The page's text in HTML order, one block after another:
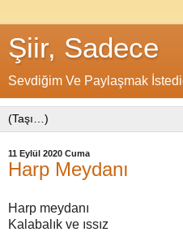
Şiir, Sadece
Sevdiğim Ve Paylaşmak
11 Eylül 2020 Cuma
Harp Meydanı
Harp meydanı
Kalabalık ve ıssız